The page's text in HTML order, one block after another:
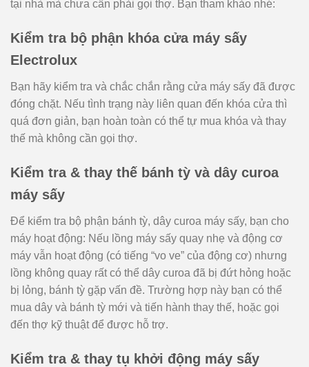
tại nhà mà chưa cần phải gọi thợ. Bạn tham khảo nhé:
Kiểm tra bộ phận khóa cửa máy sấy
Electrolux
Bạn hãy kiểm tra và chắc chắn rằng cửa máy sấy đã được
đóng chặt. Nếu tình trạng này liên quan đến khóa cửa thì
quá đơn giản, bạn hoàn toàn có thể tự mua khóa và thay
thế mà không cần gọi thợ.
Kiểm tra & thay thế bánh tỳ và dây curoa
máy sấy
Để kiểm tra bộ phận bánh tỳ, dây curoa máy sấy, bạn cho
máy hoạt động: Nếu lồng máy sấy quay nhẹ và động cơ
máy vẫn hoạt động (có tiếng “vo ve” của động cơ) nhưng
lồng không quay rất có thể dây curoa đã bị đứt hỏng hoặc
bị lỏng, bánh tỳ gặp vấn đề. Trường hợp này bạn có thể
mua dây và bánh tỳ mới và tiến hành thay thế, hoặc gọi
đến thợ kỹ thuật để được hỗ trợ.
Kiểm tra & thay tụ khởi động máy sấy